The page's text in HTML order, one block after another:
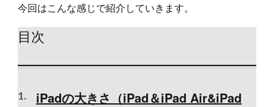
今回はこんな感じで紹介していきます。
目次
iPadの大きさ（iPad＆iPad Air&iPad